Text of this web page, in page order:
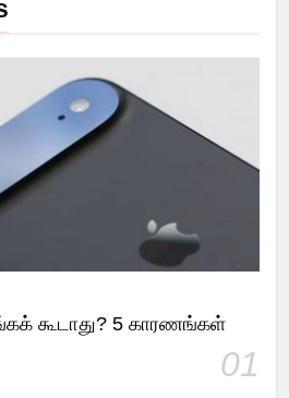
கூடாது? 5 காரணங்கள்
01